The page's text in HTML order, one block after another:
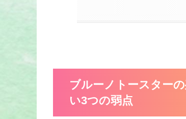
ブルーノトースター
い3つの弱点